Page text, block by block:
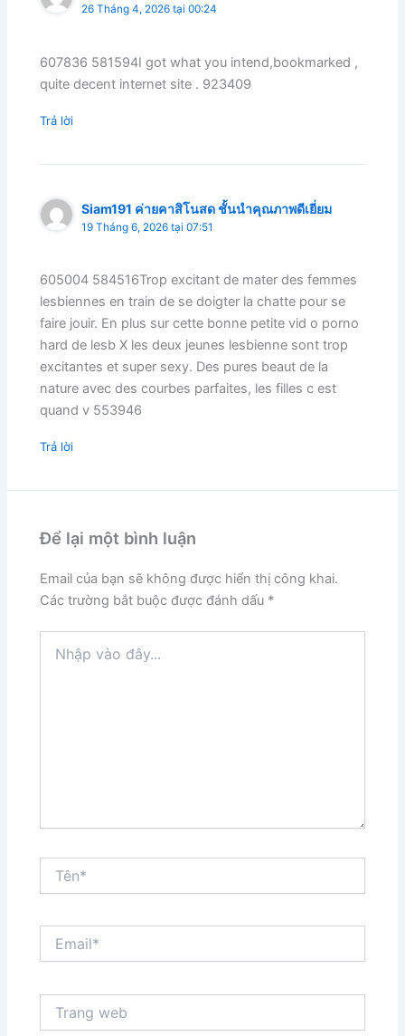
26 Tháng 4, 2026 tại 00:24
607836 581594I got what you intend,bookmarked ,
quite decent internet site . 923409
Trả lời
Siam191 ค่ายคาสิโนสด ชั้นนำคุณภาพดีเยี่ยม
19 Tháng 6, 2026 tại 07:51
605004 584516Trop excitant de mater des femmes
lesbiennes en train de se doigter la chatte pour se
faire jouir. En plus sur cette bonne petite vid o porno
hard de lesb X les deux jeunes lesbienne sont trop
excitantes et super sexy. Des pures beaut de la
nature avec des courbes parfaites, les filles c est
quand v 553946
Trả lời
Để lại một bình luận
Email của bạn sẽ không được hiển thị công khai.
Các trường bắt buộc được đánh dấu *
vào
web